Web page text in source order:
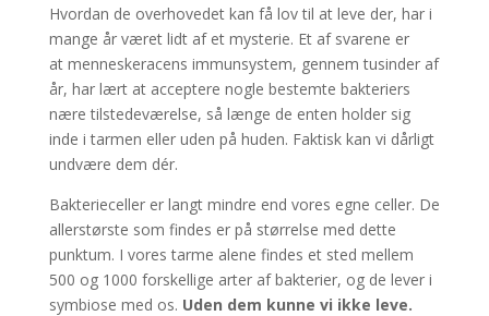
Hvordan de overhovedet kan få lov til at leve der, har i
mange år været lidt af et mysterie. Et af svarene er
at menneskeracens immunsystem, gennem tusinder af
år, har lært at acceptere nogle bestemte bakteriers
nære tilstedeværelse, så længe de enten holder sig
inde i tarmen eller uden på huden. Faktisk kan vi dårligt
undvære dem dér.
Bakterieceller er langt mindre end vores egne celler. De
allerstørste som findes er på størrelse med dette
punktum. I vores tarme alene findes et sted mellem
500 og 1000 forskellige arter af bakterier, og de lever i
symbiose med os. Uden dem kunne vi ikke leve.